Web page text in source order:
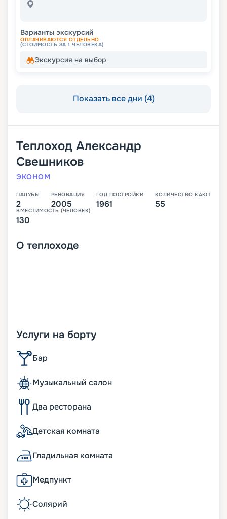
Варианты экскурсий
ОПЛАЧИВАЮТСЯ ОТДЕЛЬНО
(СТОИМОСТЬ ЗА 1 ЧЕЛОВЕКА)
Экскурсия на выбор
Показать все дни (4)
Теплоход Александр
Свешников
ЭКОНОМ
ПАЛУБЫ
2
РЕНОВАЦИЯ
2005
ГОД ПОСТРОЙКИ
1961
КОЛИЧЕСТВО КАЮТ
55
ВМЕСТИМОСТЬ (ЧЕЛОВЕК)
130
О теплоходе
Услуги на борту
Бар
Музыкальный салон
Два ресторана
Детская комната
Гладильная комната
Медпункт
Солярий